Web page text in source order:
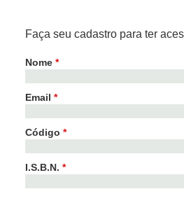
Faça seu cadastro para ter
Nome *
Email *
Código *
I.S.B.N. *